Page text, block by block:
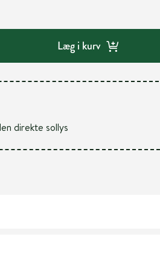
Læg i kurv
direkte sollys